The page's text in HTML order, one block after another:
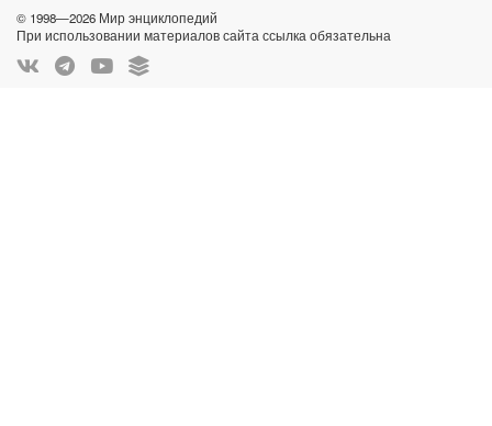
© 1998—2026 Мир энциклопедий
При использовании материалов сайта ссылка обязательна